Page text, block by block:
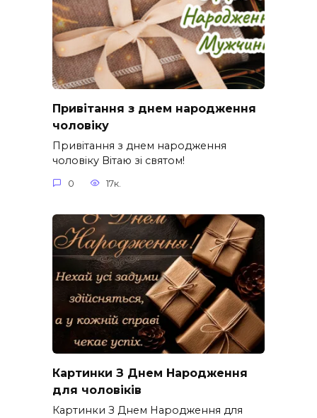
Привітання з днем народження
чоловіку
Привітання з днем народження
чоловіку Вітаю зі святом!
0 17к.
Картинки З Днем Народження
для чоловіків​
Картинки З Днем Народження для